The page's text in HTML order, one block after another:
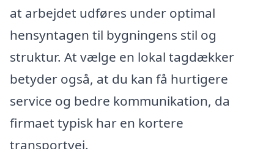
at arbejdet udføres under optimal
hensyntagen til bygningens stil og
struktur. At vælge en lokal tagdækker
betyder også, at du kan få hurtigere
service og bedre kommunikation, da
firmaet typisk har en kortere
transportvej.